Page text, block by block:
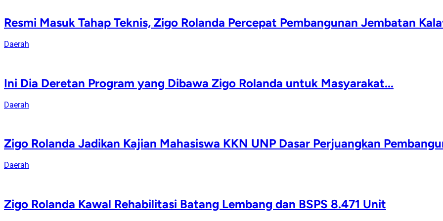
Resmi Masuk Tahap Teknis, Zigo Rolanda Percepat Pembangunan Jembatan
Daerah
Ini Dia Deretan Program yang Dibawa Zigo Rolanda untuk Masyarakat...
Daerah
Zigo Rolanda Jadikan Kajian Mahasiswa KKN UNP Dasar Perjuangkan
Daerah
Zigo Rolanda Kawal Rehabilitasi Batang Lembang dan BSPS 8.471 Unit